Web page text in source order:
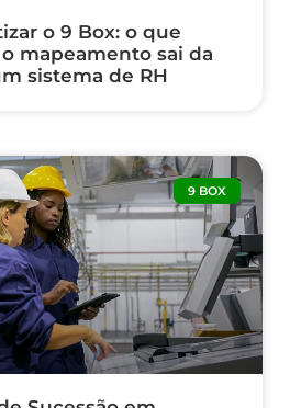
o 9 Box: o que
mapeamento sai da
sistema de RH
9 BOX